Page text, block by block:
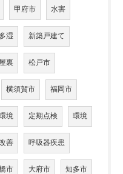
甲府市 水害
湿 新築戸建て
裏 松戸市
横須賀市 福岡市
境 定期点検 環境
善 呼吸器疾患
市 大府市 知多市